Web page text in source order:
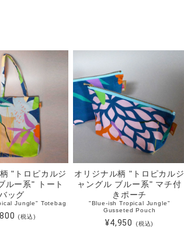
"トロピカルジ
ルー系" トート
ッグ
Jungle" Totebag
(税込)
オリジナル柄 "トロピカルジ
ャングル ブルー系" マチ付
きポーチ
"Blue-ish Tropical Jungle"
Gusseted Pouch
¥4,950 (税込)